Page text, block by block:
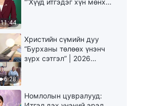
11:44
6:28
Христийн сүмийн дуу
“Бурханы төлөөх үнэнч
зүрх сэтгэл” | 2026
Номлолын цувралууд: